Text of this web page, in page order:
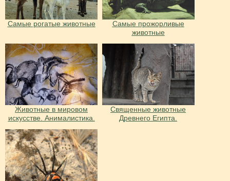
Самые рогатые животные
Самые прожорливые
животные
Животные в мировом
искусстве. Анималистика.
Священные животные
Древнего Египта.